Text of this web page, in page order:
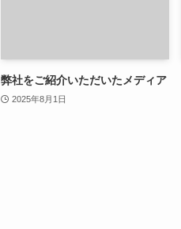
弊社をご紹介いただいたメディア
2025年8月1日